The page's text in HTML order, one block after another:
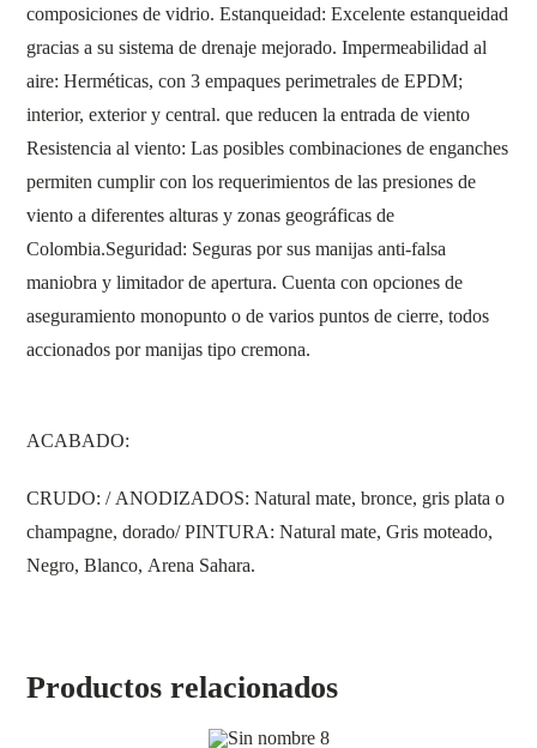
composiciones de vidrio.Estanqueidad:Excelente estanqueidad
gracias a su sistema de drenaje mejorado. Impermeabilidad al
aire: Herméticas, con 3 empaques perimetrales de EPDM;
Resistencia al viento:Las posibles combinaciones de enganches
permiten cumplir con los requerimientos de las presiones de
viento a diferentes alturas y zonas geográficas de
Colombia.Seguridad: Seguras por sus manijas anti-falsa
maniobra y limitador de apertura. Cuenta con opciones de
aseguramiento monopunto o de varios puntos de cierre, todos
accionados por manijas tipo cremona.
ACABADO:
CRUDO: / ANODIZADOS: Natural mate, bronce, gris plata o
champagne, dorado/ PINTURA: Natural mate, Gris moteado,
Negro, Blanco, Arena Sahara.
Productos relacionados